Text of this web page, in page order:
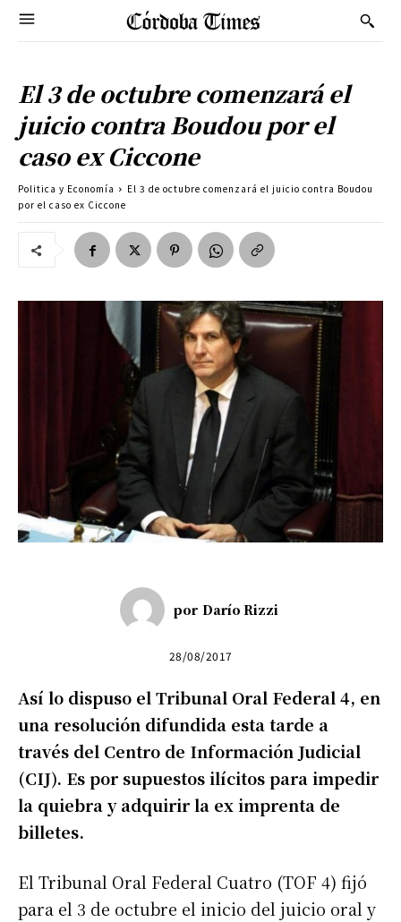
El 3 de octubre comenzará el
juicio contra Boudou por el
caso ex Ciccone
Politica y Economía
El 3 de octubre comenzará el juicio contra Boudou
por el caso ex Ciccone
por Darío Rizzi
28/08/2017
Así lo dispuso el Tribunal Oral Federal 4, en
una resolución difundida esta tarde a
través del Centro de Información Judicial
(CIJ). Es por supuestos ilícitos para impedir
la quiebra y adquirir la ex imprenta de
billetes.
El Tribunal Oral Federal Cuatro (TOF 4) fijó
para el 3 de octubre el inicio del juicio oral y